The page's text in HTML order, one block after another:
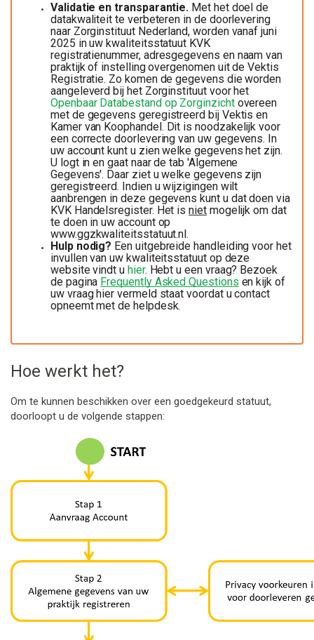
Validatie en transparantie. Met het doel de
datakwaliteit te verbeteren in de doorlevering
naar Zorginstituut Nederland, worden vanaf juni
2025 in uw kwaliteitsstatuut KVK
registratienummer, adresgegevens en naam van
praktijk of instelling overgenomen uit de Vektis
Registratie. Zo komen de gegevens die worden
aangeleverd bij het Zorginstituut voor het
Openbaar Databestand op Zorginzichtovereen
met de gegevens geregistreerd bij Vektis en
Kamer van Koophandel. Dit is noodzakelijk voor
een correcte doorlevering van uw gegevens. In
uw account kunt u zien welke gegevens het zijn.
U logt in en gaat naar de tab 'Algemene
Gegevens'. Daar ziet u welke gegevens zijn
geregistreerd. Indien u wijzigingen wilt
aanbrengen in deze gegevens kunt u dat doen via
KVK Handelsregister. Het isnietmogelijk om dat
te doen in uw account op
www.ggzkwaliteitsstatuut.nl.
Hulp nodig? Een uitgebreide handleiding voor het
invullen van uw kwaliteitsstatuut op deze
website vindt u hier. Hebt u een vraag? Bezoek
de pagina Frequently Asked Questions en kijk of
uw vraag hier vermeld staat voordat u contact
opneemt met de helpdesk.
Hoe werkt het?
Om te kunnen beschikken over een goedgekeurd statuut,
doorloopt u de volgende stappen: